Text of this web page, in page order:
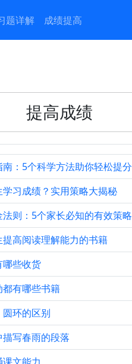
题详解 成绩提高
提高成绩
：5个科学方法助你轻松提分
习成绩？实用策略大揭秘
则：5个家长必知的有效策略
高阅读理解能力的书籍
哪些收货
有哪些书籍
环的区别
写春雨的段落